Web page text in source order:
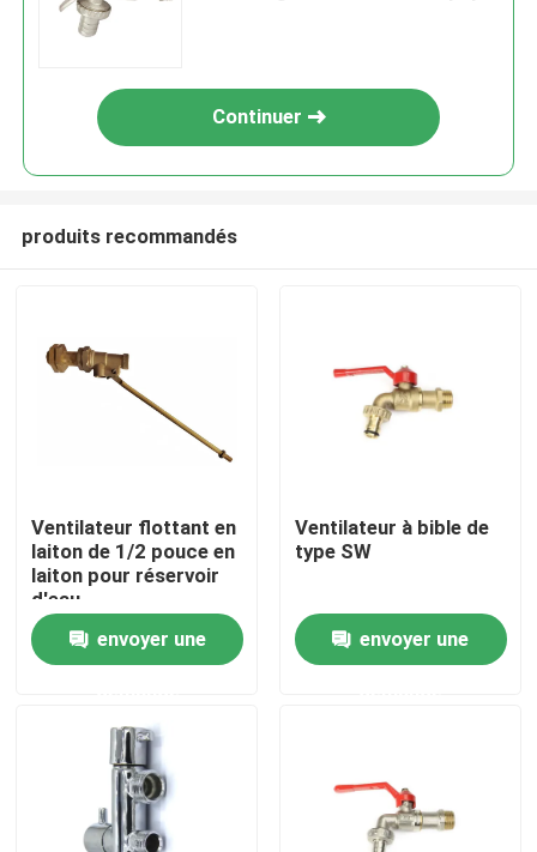
Continuer
produits recommandés
Ventilateur flottant en
laiton de 1/2 pouce en
laiton pour réservoir
d'eau
envoyer une
Ventilateur à bible de
type SW
envoyer une